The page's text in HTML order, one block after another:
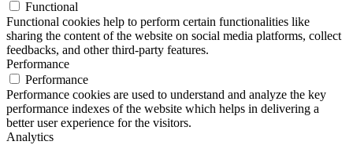
Functional
Functional cookies help to perform certain functionalities like
sharing the content of the website on social media platforms, collect
feedbacks, and other third-party features.
Performance
Performance
Performance cookies are used to understand and analyze the key
performance indexes of the website which helps in delivering a
better user experience for the visitors.
Analytics